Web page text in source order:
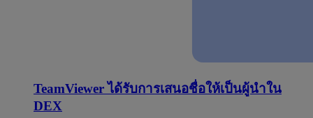
TeamViewer ได้รับการเสนอชื่อให้เป็นผู้นำใน
DEX